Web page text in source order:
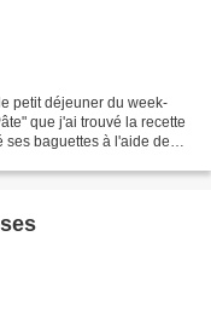
petit déjeuner du week-
que j'ai trouvé la recette
ses baguettes à l'aide de